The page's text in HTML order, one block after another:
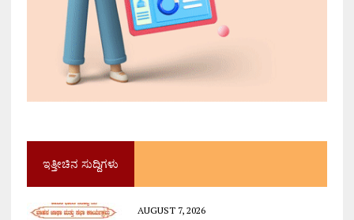
ಇತ್ತೀಚಿನ ಸುದ್ದಿಗಳು
AUGUST 7, 2026